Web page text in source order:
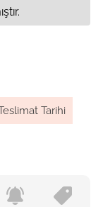
Tarihi